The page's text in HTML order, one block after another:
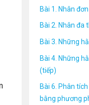
Bài 1. Nhân
Bài 2. Nhân đa
Bài 3. Những
Bài 4. Những
(tiếp)
Bài 6. Phân
bằng phương